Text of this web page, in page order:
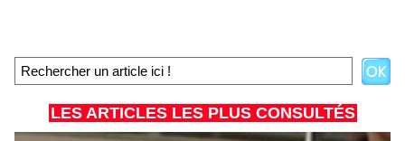
LES ARTICLES LES PLUS CONSULTÉS